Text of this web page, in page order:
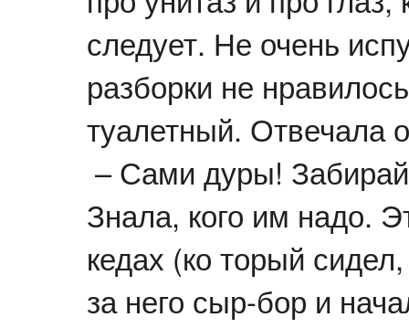
следует. Не очень
разборки не
туалетный. Отвечала
– Сами дуры!
Знала, кого им надо.
кедах (ко торый
за него сыр-бор и